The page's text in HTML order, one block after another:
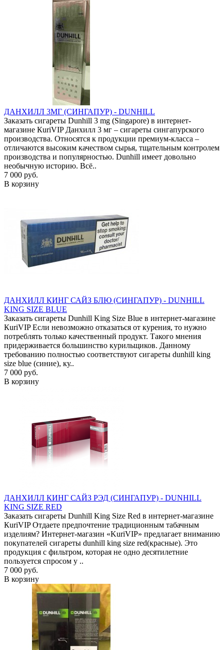
ДАНХИЛЛ 3МГ (СИНГАПУР) - DUNHILL
Заказать сигареты Dunhill 3 mg (Singapore) в интернет-
магазине КuriVIP Данхилл 3 мг – сигареты сингапурского
производства. Относятся к продукции премиум-класса –
отличаются высоким качеством сырья, тщательным контролем
производства и популярностью. Dunhill имеет довольно
необычную историю. Всё..
7 000 руб.
В корзину
ДАНХИЛЛ КИНГ САЙЗ БЛЮ (СИНГАПУР) - DUNHILL
KING SIZE BLUE
Заказать сигареты Dunhill King Size Blue в интернет-магазине
КuriVIP Если невозможно отказаться от курения, то нужно
потреблять только качественный продукт. Такого мнения
придерживается большинство курильщиков. Данному
требованию полностью соответствуют сигареты dunhill king
size blue (синие), ку..
7 000 руб.
В корзину
ДАНХИЛЛ КИНГ САЙЗ РЭД (СИНГАПУР) - DUNHILL
KING SIZE RED
Заказать сигареты Dunhill King Size Red в интернет-магазине
КuriVIP Отдаете предпочтение традиционным табачным
изделиям? Интернет-магазин «KuriVIP» предлагает вниманию
покупателей сигареты dunhill king size red(красные). Это
продукция с фильтром, которая не одно десятилетние
пользуется спросом у ..
7 000 руб.
В корзину